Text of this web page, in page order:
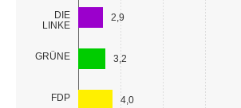
DIE
LINKE
GRÜNE
FDP
2,9
3,2
4,0